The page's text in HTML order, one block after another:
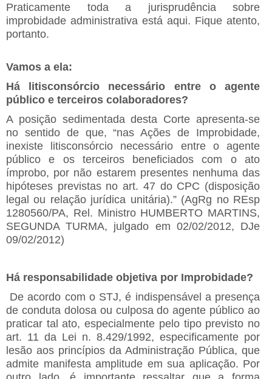
Praticamente toda a jurisprudência sobre
improbidade administrativa está aqui. Fique atento,
portanto.
Vamos a ela:
Há litisconsórcio necessário entre o agente
público e terceiros colaboradores?
A posição sedimentada desta Corte apresenta-se
no sentido de que, “nas Ações de Improbidade,
inexiste litisconsórcio necessário entre o agente
público e os terceiros beneficiados com o ato
ímprobo, por não estarem presentes nenhuma das
hipóteses previstas no art. 47 do CPC (disposição
legal ou relação jurídica unitária).” (AgRg no REsp
1280560/PA, Rel. Ministro HUMBERTO MARTINS,
SEGUNDA TURMA, julgado em 02/02/2012, DJe
09/02/2012)
Há responsabilidade objetiva por Improbidade?
De acordo com o STJ, é indispensável a presença
de conduta dolosa ou culposa do agente público ao
praticar tal ato, especialmente pelo tipo previsto no
art. 11 da Lei n. 8.429/1992, especificamente por
lesão aos princípios da Administração Pública, que
admite manifesta amplitude em sua aplicação. Por